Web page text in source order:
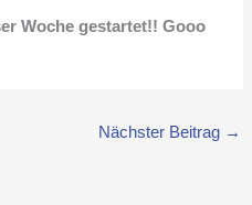
Woche gestartet!! Gooo
Nächster Beitrag →